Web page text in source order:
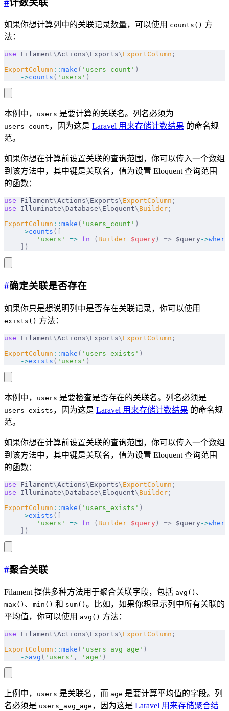
#计数关联
如果你想计算列中的关联记录数量，可以使用 counts() 方
法：
use Filament\Actions\ Exports\ ExportColumn ;
ExportColumn :: make ( 'users_count' )
    ->
counts ( 'users' )
本例中， users 是要计算的关联名。列名必须为
users_count ，因为这是 Laravel 用来存储计数结果 的命名规
范。
如果你想在计算前设置关联的查询范围，你可以传入一个数组
到该方法中，其中键是关联名，值为设置 Eloquent 查询范围
的函数：
use Filament\Actions\ Exports\ ExportColumn ;
use Illuminate\ Database\ Eloquent\ Builder ;
ExportColumn :: make ( 'users_count' )
    ->
counts ([
        'users'
=> fn ( Builder $query ) => $query ->where
    ])
#确定关联是否存在
如果你只是想说明列中是否存在关联记录，你可以使用
exists() 方法：
use Filament\Actions\ Exports\ ExportColumn ;
ExportColumn :: make ( 'users_exists' )
    ->
exists ( 'users' )
本例中， users 是要检查是否存在的关联名。列名必须是
users_exists ，因为这是 Laravel 用来存储计数结果 的命名规
范。
如果你想在计算前设置关联的查询范围，你可以传入一个数组
到该方法中，其中键是关联名，值为设置 Eloquent 查询范围
的函数：
use Filament\Actions\ Exports\ ExportColumn ;
use Illuminate\ Database\ Eloquent\ Builder ;
ExportColumn :: make ( 'users_exists' )
    ->
exists ([
        'users'
=> fn ( Builder $query ) => $query ->where
    ])
#聚合关联
Filament 提供多种方法用于聚合关联字段，包括 avg() 、
max() 、 min() 和 sum() 。比如，如果你想显示列中所有关联的
平均值，你可以使用 avg() 方法：
use Filament\Actions\ Exports\ ExportColumn ;
ExportColumn :: make ( 'users_avg_age' )
    ->
avg ( 'users' , 'age' )
上例中， users 是关联名，而 age 是要计算平均值的字段。列
名必须是 users_avg_age ，因为这是 Laravel 用来存储聚合结